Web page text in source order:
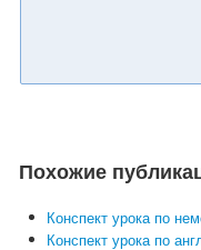
Похожие
Конспект урока по
Конспект урока по